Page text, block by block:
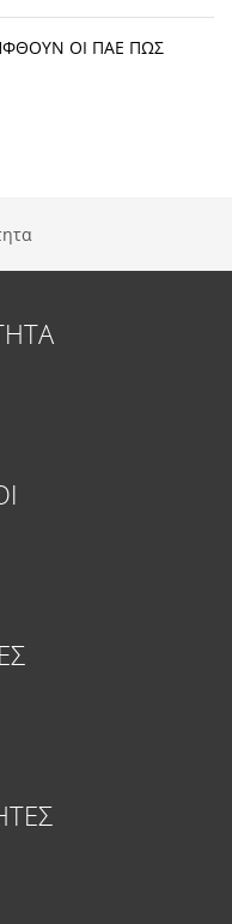
ΟΙ ΠΑΕ ΠΩΣ